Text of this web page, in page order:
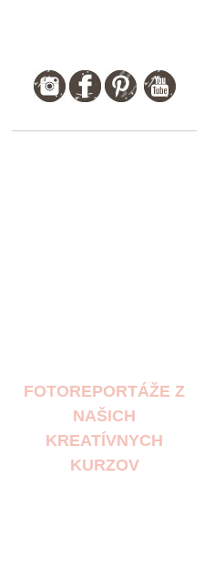
FOTOREPORTÁŽE Z
NAŠICH
KREATÍVNYCH
KURZOV